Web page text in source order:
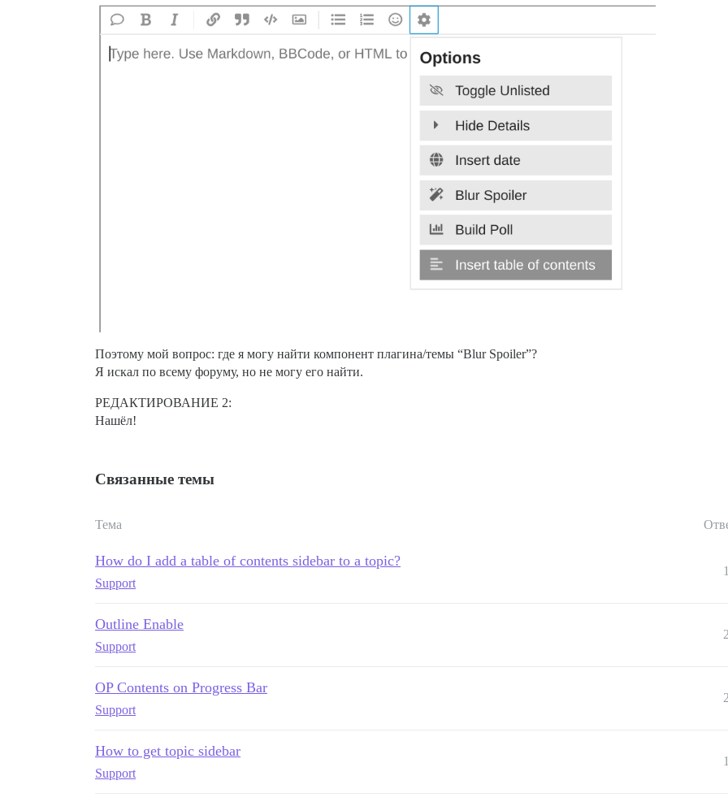
Поэтому мой вопрос: где я могу найти компонент плагина/темы “Blur Spoiler”?
Я искал по всему форуму, но не могу его найти.
РЕДАКТИРОВАНИЕ 2:
Нашёл!
Связанные темы
Тема
How do I add a table of contents sidebar to a topic?
Support
1
Outline Enable
Support
2
OP Contents on Progress Bar
Support
2
How to get topic sidebar
Support
1